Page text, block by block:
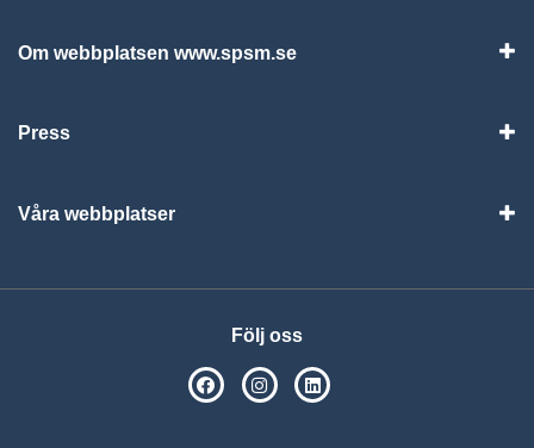
Om webbplatsen www.spsm.se
Press
Våra webbplatser
Följ oss
SPSM på Facebook
SPSM på Instagram